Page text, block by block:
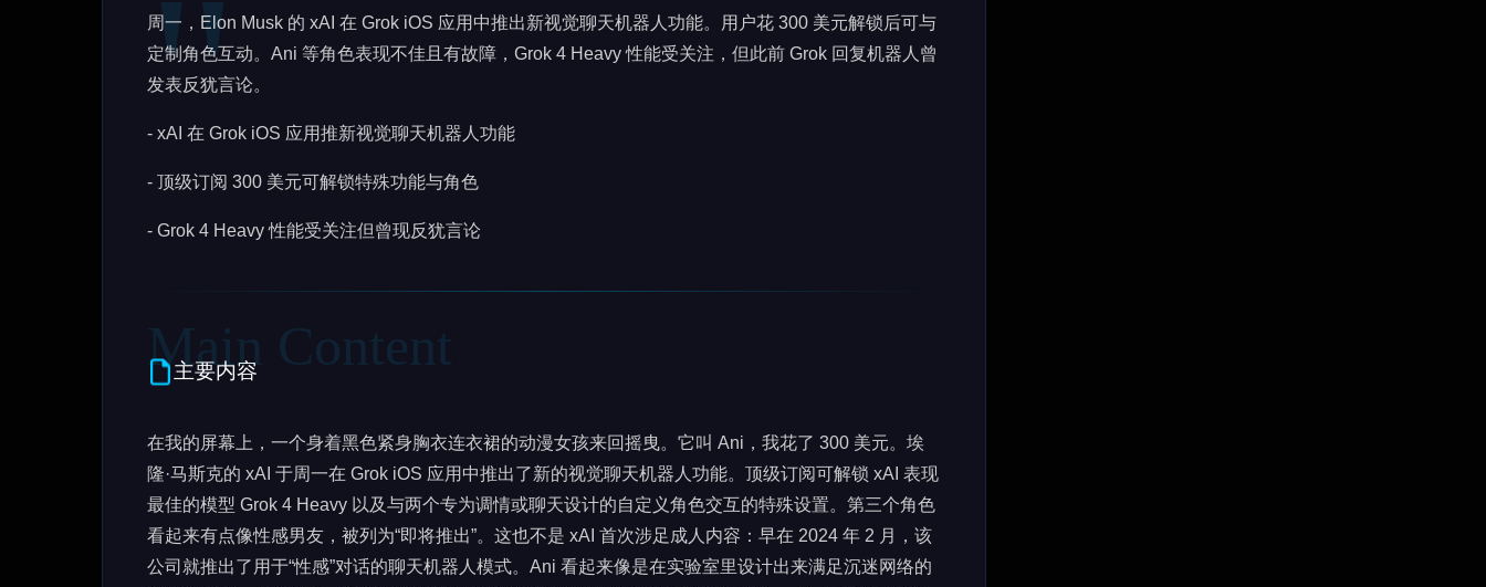
周一，Elon Musk 的 xAI 在 Grok iOS 应用中推出新视觉聊天机器人功能。用户花 300 美元解锁后可与
定制角色互动。Ani 等角色表现不佳且有故障，Grok 4 Heavy 性能受关注，但此前 Grok 回复机器人曾
发表反犹言论。
- xAI 在 Grok iOS 应用推新视觉聊天机器人功能
- 顶级订阅 300 美元可解锁特殊功能与角色
- Grok 4 Heavy 性能受关注但曾现反犹言论
主要内容
在我的屏幕上，一个身着黑色紧身胸衣连衣裙的动漫女孩来回摇曳。它叫 Ani，我花了 300 美元。埃
隆·马斯克的 xAI 于周一在 Grok iOS 应用中推出了新的视觉聊天机器人功能。顶级订阅可解锁 xAI 表现
最佳的模型 Grok 4 Heavy 以及与两个专为调情或聊天设计的自定义角色交互的特殊设置。第三个角色
看起来有点像性感男友，被列为“即将推出”。这也不是 xAI 首次涉足成人内容：早在 2024 年 2 月，该
公司就推出了用于“性感”对话的聊天机器人模式。Ani 看起来像是在实验室里设计出来满足沉迷网络的